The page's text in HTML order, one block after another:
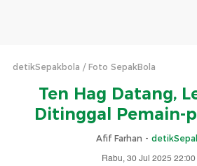
detikSepakbola Foto SepakBola
Ten Hag Datang,
Ditinggal Pemain-
Afif Farhan -
Rabu, 30 Jul 2025 22:00